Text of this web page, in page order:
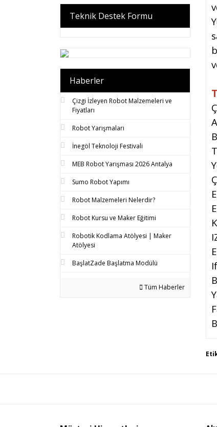
Teknik Destek Formu
Haberler
Çizgi İzleyen Robot Malzemeleri ve
Fiyatları
Robot Yarışmaları
İnegöl Teknoloji Festivali
MEB Robot Yarışması 2026 Antalya
Sumo Robot Yapımı
Robot Malzemeleri Nelerdir?
Robot Kursu ve Maker Eğitimi
Robotik Kodlama Atölyesi | Maker
Atölyesi
BaşlatZade Başlatma Modülü
Tüm Haberler